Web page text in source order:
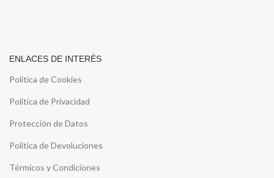
ENLACES DE INTERÉS
Política de Cookies
Política de Privacidad
Protección de Datos
Política de Devoluciones
Térmicos y Condiciones